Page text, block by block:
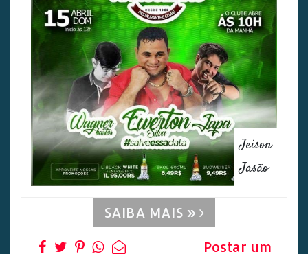
Jeison
Jasão
SAIBA MAIS »
Postar um